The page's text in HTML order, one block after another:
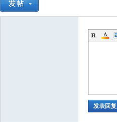
发表回复